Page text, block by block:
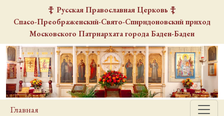
Русская Православная Церковь
Спасо-Преображенский-Свято-Спиридоновский приход
Московского Патриархата города Баден-Баден
Главная